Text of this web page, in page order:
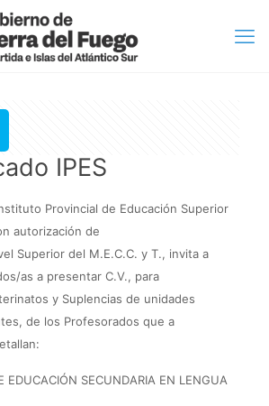
IPES
Provincial de Educación Superior
autorización de
Superior del M.E.C.C. y T., invita a
as a presentar C.V., para
y Suplencias de unidades
de los Profesorados que a
EDUCACIÓN SECUNDARIA EN LENGUA